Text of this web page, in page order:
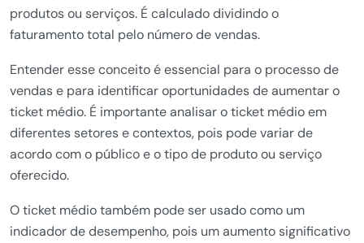
produtos ou serviços. É calculado dividindo o
faturamento total pelo número de vendas.
Entender esse conceito é essencial para o processo de
vendas e para identificar oportunidades de aumentar o
ticket médio. É importante analisar o ticket médio em
diferentes setores e contextos, pois pode variar de
acordo com o público e o tipo de produto ou serviço
oferecido.
O ticket médio também pode ser usado como um
indicador de desempenho, pois um aumento significativo